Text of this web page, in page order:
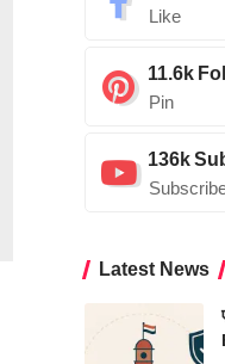
Like
11.6k
Pin
136k
Latest News